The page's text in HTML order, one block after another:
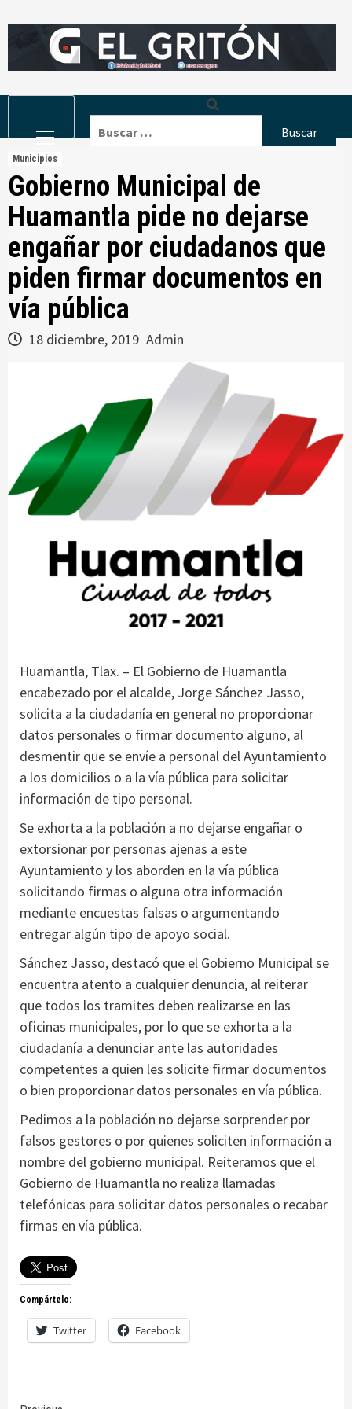
to
Menu
Municipios
Gobierno Municipal de
Huamantla pide no dejarse
engañar por ciudadanos que
piden firmar documentos en
vía pública
18 diciembre, 2019 Admin
Huamantla, Tlax. – El Gobierno de Huamantla
encabezado por el alcalde, Jorge Sánchez Jasso,
solicita a la ciudadanía en general no proporcionar
datos personales o firmar documento alguno, al
desmentir que se envíe a personal del Ayuntamiento
a los domicilios o a la vía pública para solicitar
información de tipo personal.
Se exhorta a la población a no dejarse engañar o
extorsionar por personas ajenas a este
Ayuntamiento y los aborden en la vía pública
solicitando firmas o alguna otra información
mediante encuestas falsas o argumentando
entregar algún tipo de apoyo social.
Sánchez Jasso, destacó que el Gobierno Municipal se
encuentra atento a cualquier denuncia, al reiterar
que todos los tramites deben realizarse en las
oficinas municipales, por lo que se exhorta a la
ciudadanía a denunciar ante las autoridades
competentes a quien les solicite firmar documentos
o bien proporcionar datos personales en vía pública.
Pedimos a la población no dejarse sorprender por
falsos gestores o por quienes soliciten información a
nombre del gobierno municipal. Reiteramos que el
Gobierno de Huamantla no realiza llamadas
telefónicas para solicitar datos personales o recabar
firmas en vía pública.
Compártelo:
Twitter Facebook